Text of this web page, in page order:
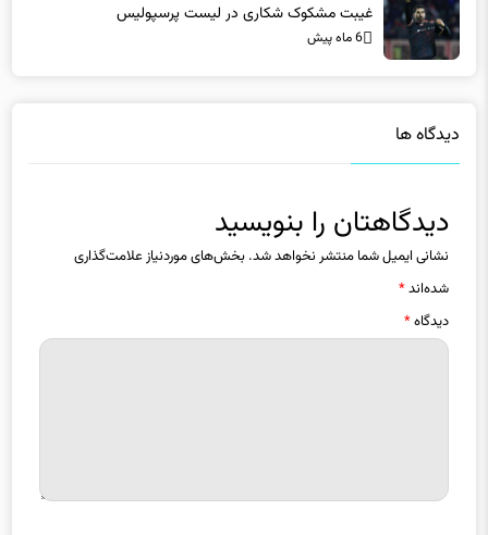
غیبت مشکوک شکاری در لیست پرسپولیس
6 ماه پیش
دیدگاه ها
دیدگاهتان را بنویسید
نشانی ایمیل شما منتشر نخواهد شد. بخش‌های موردنیاز علامت‌گذاری
شده‌اند*
دیدگاه*